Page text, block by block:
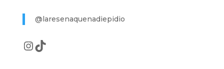
@laresenaquenadiepidio
Instagram
TikTok